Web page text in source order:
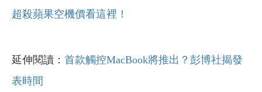
超殺蘋果空機價看這裡！
延伸閱讀： 首款觸控MacBook將推出？彭博社揭發
表時間